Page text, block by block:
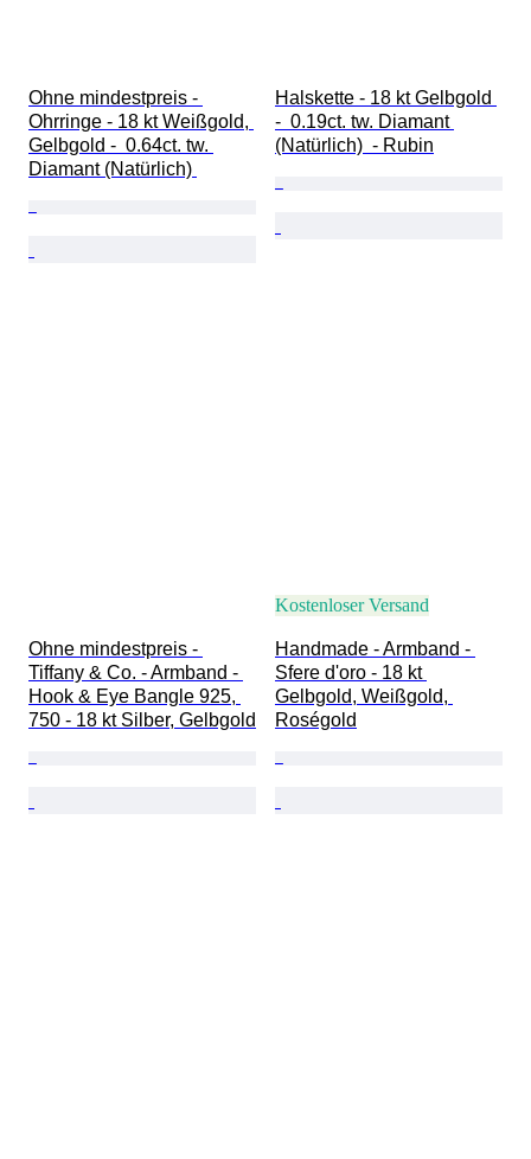
Ohne mindestpreis -
Ohrringe - 18 kt Weißgold,
Gelbgold -  0.64ct. tw.
Diamant (Natürlich)
Halskette - 18 kt Gelbgold
-  0.19ct. tw. Diamant
(Natürlich)  - Rubin
Ohne mindestpreis -
Tiffany & Co. - Armband -
Hook & Eye Bangle 925,
750 - 18 kt Silber, Gelbgold
Kostenloser Versand
Handmade - Armband -
Sfere d'oro - 18 kt
Gelbgold, Weißgold,
Roségold